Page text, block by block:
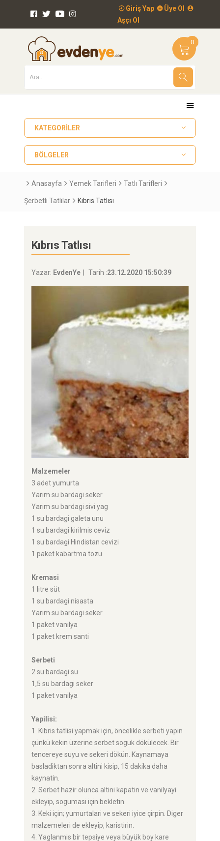
Giriş Yap
Üye Ol
Aşçı Ol
0
KATEGORILER
BÖLGELER
Anasayfa Yemek Tarifleri Tatlı Tarifleri
Şerbetli Tatlılar Kıbrıs Tatlısı
Kıbrıs Tatlısı
Yazar: EvdenYe Tarih :23.12.2020 15:50:39
Malzemeler
3 adet yumurta
Yarim su bardagi seker
Yarim su bardagi sivi yag
1 su bardagi galeta unu
1 su bardagi kirilmis ceviz
1 su bardagi Hindistan cevizi
1 paket kabartma tozu
Kremasi
1 litre süt
1 su bardagi nisasta
Yarim su bardagi seker
1 paket vanilya
1 paket krem santi
Serbeti
2 su bardagi su
1,5 su bardagi seker
1 paket vanilya
Yapilisi:
1. Kibris tatlisi yapmak için, öncelikle serbeti yapin
çünkü kekin üzerine serbet soguk dökülecek. Bir
tencereye suyu ve sekeri dökün. Kaynamaya
basladiktan sonra altini kisip, 15 dakika daha
kaynatin.
2. Serbet hazir olunca altini kapatin ve vanilyayi
ekleyip, sogumasi için bekletin.
3. Keki için; yumurtalari ve sekeri iyice çirpin. Diger
malzemeleri de ekleyip, karistirin.
4. Yaglanmis bir tepsiye veya büyük boy kare